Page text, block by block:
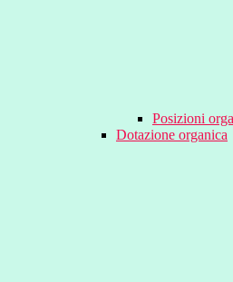
Posizioni
Dotazione organica